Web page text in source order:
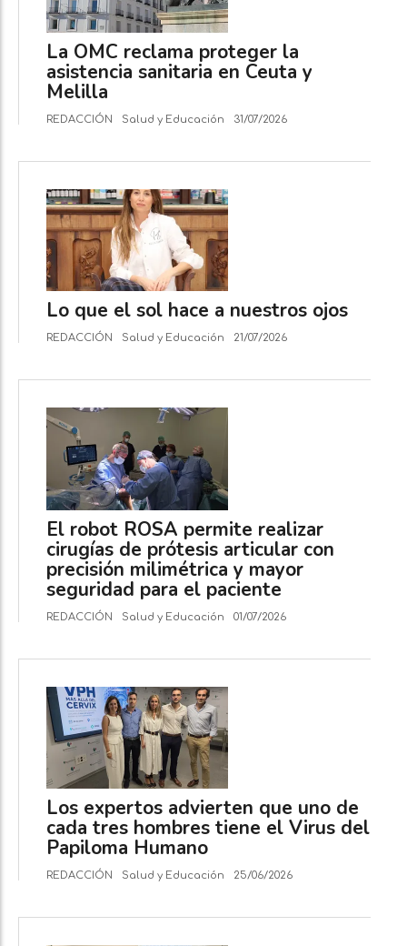
La OMC reclama proteger la
asistencia sanitaria en Ceuta y
Melilla
REDACCIÓN Salud y Educación 31/07/2026
Lo que el sol hace a nuestros ojos
REDACCIÓN Salud y Educación 21/07/2026
El robot ROSA permite realizar
cirugías de prótesis articular con
precisión milimétrica y mayor
seguridad para el paciente
REDACCIÓN Salud y Educación 01/07/2026
Los expertos advierten que uno de
cada tres hombres tiene el Virus del
Papiloma Humano
REDACCIÓN Salud y Educación 25/06/2026